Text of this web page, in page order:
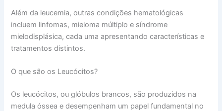
Além da leucemia, outras condições hematológicas
incluem linfomas, mieloma múltiplo e síndrome
mielodisplásica, cada uma apresentando características e
tratamentos distintos.
O que são os Leucócitos?
Os leucócitos, ou glóbulos brancos, são produzidos na
medula óssea e desempenham um papel fundamental no